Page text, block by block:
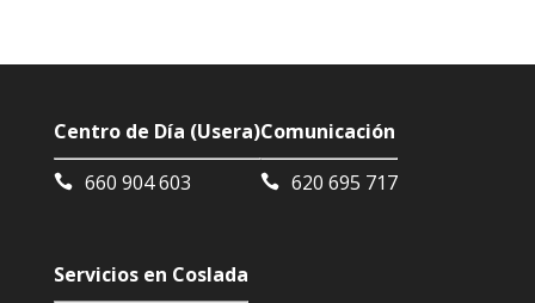
Centro de Día (Usera)
660 904 603
Comunicación
620 695 717
Servicios en Coslada